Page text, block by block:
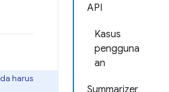
API
Kasus
pengguna
an
Summarizer
harus